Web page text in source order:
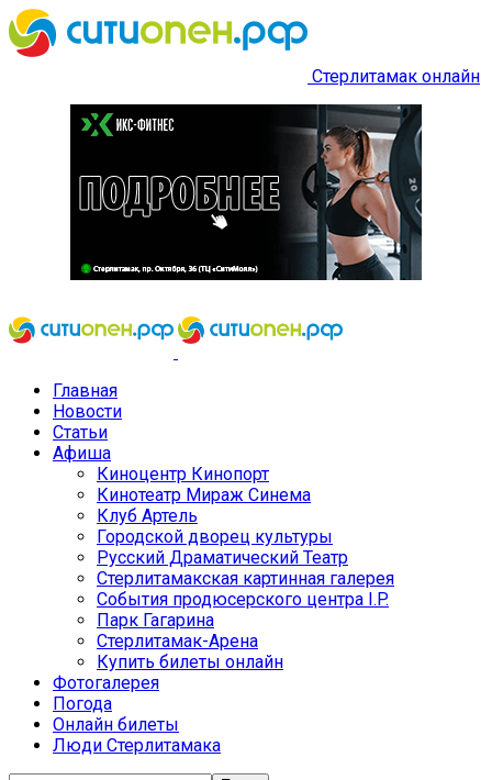
Стерлитамак онлайн
Главная
Новости
Статьи
Афиша
Киноцентр Кинопорт
Кинотеатр Мираж Синема
Клуб Артель
Городской дворец культуры
Русский Драматический Театр
Стерлитамакская картинная галерея
События продюсерского центра I.P.
Парк Гагарина
Стерлитамак-Арена
Купить билеты онлайн
Фотогалерея
Погода
Онлайн билеты
Люди Стерлитамака